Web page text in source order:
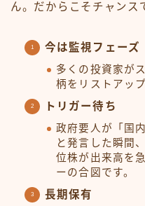
ん。だからこそチャンス
今は監視フェーズ
多くの投資家が
柄をリストアッ
トリガー待ち
政府要人が「国
と発言した瞬間
位株が出来高を
ーの合図です。
長期保有